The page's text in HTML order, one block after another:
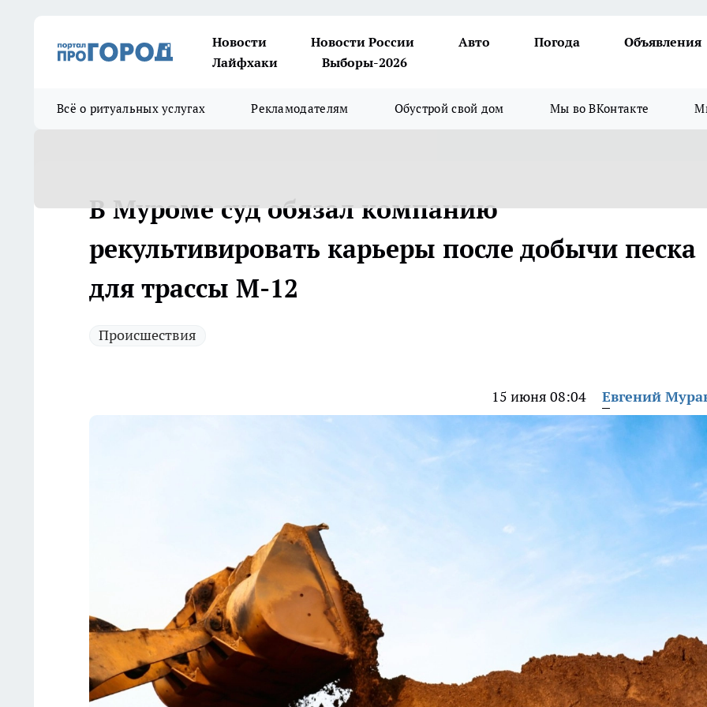
Новости Новости России Авто Погода
Объявления
Лайфхаки
Выборы-2026
Всё о ритуальных услугах Рекламодателям Обустрой свой дом Мы во ВКонтакте
В Муроме суд обязал компанию
рекультивировать карьеры после добычи песка
для трассы М-12
Происшествия
15 июня 08:04 Евгений